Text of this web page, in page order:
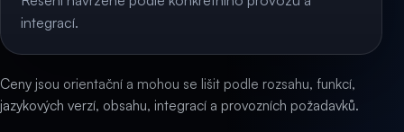
integrací.
Ceny jsou orientační a mohou se lišit podle rozsahu, funkcí,
jazykových verzí, obsahu, integrací a provozních požadavků.